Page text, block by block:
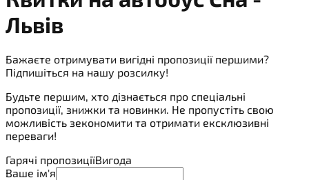
Львів
Бажаєте отримувати вигідні пропозиції першими?
Підпишіться на нашу розсилку!
Будьте першим, хто дізнається про спеціальні
пропозиції, знижки та новинки. Не пропустіть свою
можливість зекономити та отримати ексклюзивні
переваги!
Гарячі пропозиціїВигода
Ваше ім'я